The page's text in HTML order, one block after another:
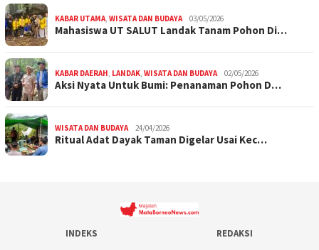
KABAR UTAMA, WISATA DAN BUDAYA 03/05/2026
Mahasiswa UT SALUT Landak Tanam Pohon Di…
KABAR DAERAH, LANDAK, WISATA DAN BUDAYA 02/05/2026
Aksi Nyata Untuk Bumi: Penanaman Pohon D…
WISATA DAN BUDAYA 24/04/2026
Ritual Adat Dayak Taman Digelar Usai Kec…
INDEKS
REDAKSI